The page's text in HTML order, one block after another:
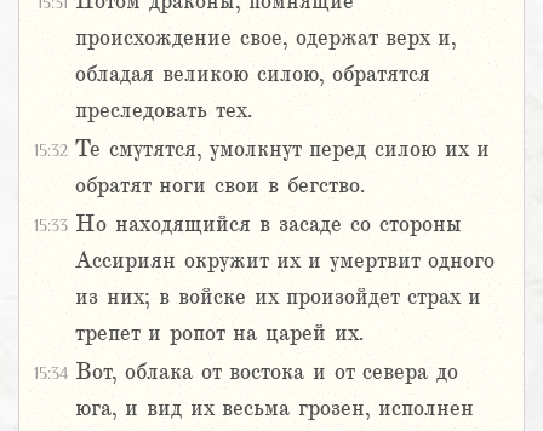
происхождение свое, одержат верх и,
обладая великою силою, обратятся
преследовать тех.
15:32 Те смутятся, умолкнут перед силою их и
обратят ноги свои в бегство.
15:33 Но находящийся в засаде со стороны
Ассириян окружит их и умертвит одного
из них; в войске их произойдет страх и
трепет и ропот на царей их.
15:34 Вот, облака от востока и от севера до
юга, и вид их весьма грозен, исполнен